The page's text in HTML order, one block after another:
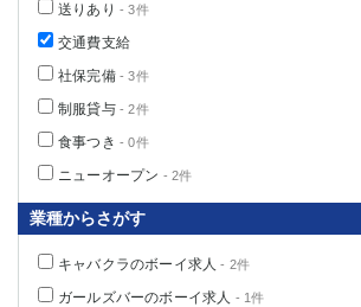
送りあり - 3件
交通費支給
社保完備- 3件
制服貸与- 2件
食事つき - 0件
ニューオープン - 2件
業種からさがす
キャバクラのボーイ求人 - 2件
ガールズバーのボーイ求人 - 1件